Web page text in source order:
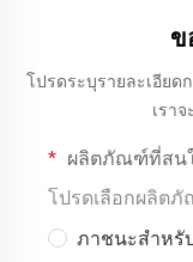
ข
โปรดระบุรายละเอียด
เรา
ผลิตภัณฑ์ที่สน
โปรดเลือกผลิต
ภาชนะสำหรั